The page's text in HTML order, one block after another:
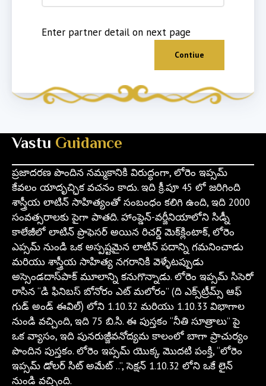
Enter partner detail on next page
Contiue
Vastu Guidance
ప్రజాదరణ పొందిన నమ్మకానికి విరుద్ధంగా, లోరెం ఇప్సమ్
కేవలం యాదృచ్ఛిక వచనం కాదు. ఇది క్రీ.పూ 45 లో జరిగింది
శాస్త్రీయ లాటిన్ సాహిత్యంతో సంబంధం కలిగి ఉంది, ఇది 2000
సంవత్సరాలకు పైగా పాతది. హాంప్డెన్-వర్జీనియాలోని సిడ్నీ
కాలేజీలో లాటిన్ ప్రొఫెసర్ అయిన రిచర్డ్ మెక్‌క్లింటాక్, లోరెం
ఎప్సమ్ నుండి ఒక అస్పష్టమైన లాటిన్ పదాన్ని గమనించాడు
మరియు శాస్త్రీయ సాహిత్య నగరానికి వెళ్ళేటప్పుడు
అస్సెండదాస్‌పాక్ మూలాన్ని కనుగొన్నాడు. లోరెం ఇప్సమ్ సిసెరో
రాసిన “డి ఫినిబస్ బోనోరం ఎట్ మలోరం” (ది ఎక్స్‌ట్రీమ్స్ ఆఫ్
గుడ్ అండ్ ఈవిల్) లోని 1.10.32 మరియు 1.10.33 విభాగాల
నుండి వచ్చింది, ఇది 75 బి.సి. ఈ పుస్తకం “నీతి సూత్రాలు” పై
ఒక వ్యాసం, ఇది పునరుజ్జీవనోద్యమ కాలంలో బాగా ప్రాచుర్యం
పొందిన పుస్తకం. లోరెం ఇప్సమ్ యొక్క మొదటి పంక్తి, “లోరెం
ఇప్సమ్ డోలర్ సిట్ అమేట్ ..”, సెక్షన్ 1.10.32 లోని ఒకే లైన్
నుండి వచ్చింది.